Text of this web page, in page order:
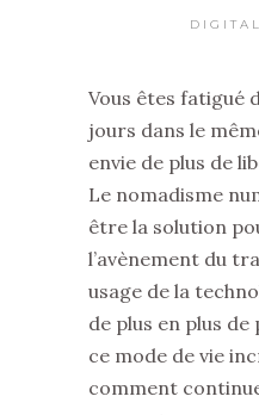
Vous êtes fatigué
jours dans le
envie de plus de
Le nomadisme
être la solution
l’avènement du
usage de la
de plus en plus
ce mode de vie
comment